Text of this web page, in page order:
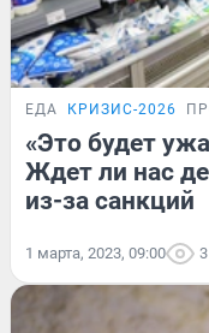
ЕДА КРИЗИС-2026
«Это будет
Ждет ли нас
из-за санкций
1 марта, 2023, 09:00